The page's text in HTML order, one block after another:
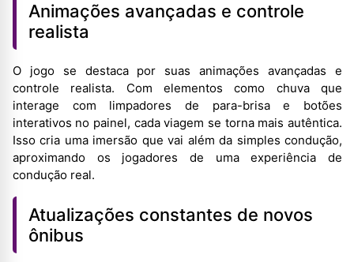
Animações avançadas e controle
realista
O jogo se destaca por suas animações avançadas e
controle realista. Com elementos como chuva que
interage com limpadores de para-brisa e botões
interativos no painel, cada viagem se torna mais autêntica.
Isso cria uma imersão que vai além da simples condução,
aproximando os jogadores de uma experiência de
condução real.
Atualizações constantes de novos
ônibus